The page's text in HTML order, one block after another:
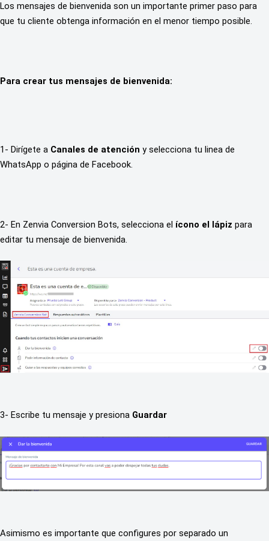
Los mensajes de bienvenida son un importante primer paso para
que tu cliente obtenga información en el menor tiempo posible.
Para crear tus mensajes de bienvenida:
1- Dirígete a Canales de atención y selecciona tu linea de
WhatsApp o página de Facebook.
2- En Zenvia Conversion Bots, selecciona el ícono el lápiz para
editar tu mensaje de bienvenida.
3- Escribe tu mensaje y presiona Guardar
Asimismo es importante que configures por separado un